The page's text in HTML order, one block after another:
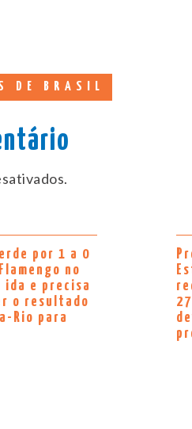
DE BRASIL
por 1 a 0
no
ida e precisa
o resultado
Rio para